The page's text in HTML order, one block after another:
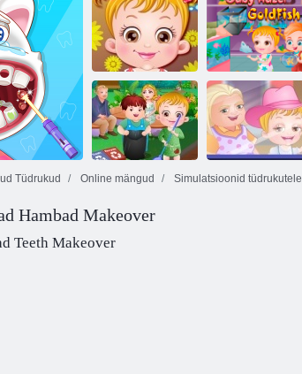
Hammas ja tõde
Jõulu hambaarst
arst
Beebi lõbusalt
aega
Baby Hazel
kuldkala
Baby Hazel
Maapäev
Tüdrukud Online mängud Simulatsioonid tüdrukutele
Hambad Makeover
Teeth Makeover